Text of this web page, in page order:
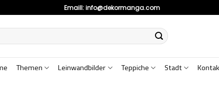
Emaill:info@dekormanga.com
Themen Leinwandbilder Teppiche Stadt